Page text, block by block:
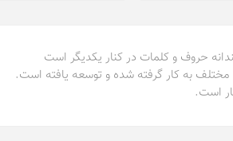
حروف و کلمات در کنار یکدیگر است
مختلف به کار گرفته شده و توسعه یافته است.
است.